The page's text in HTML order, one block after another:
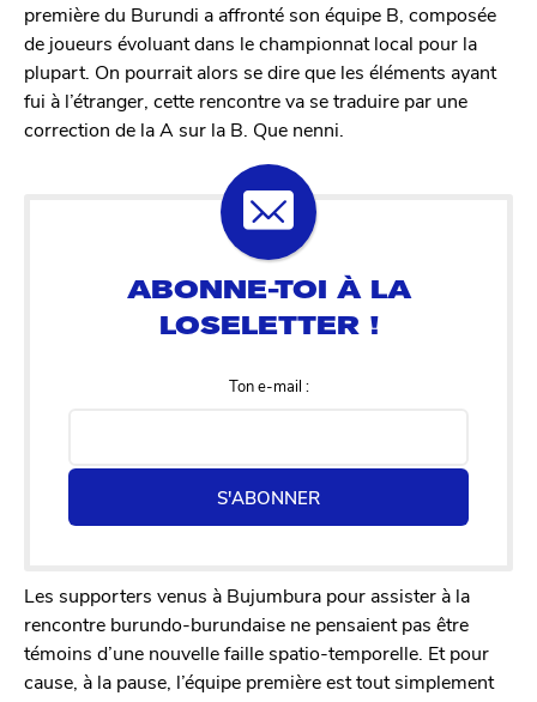
première du Burundi a affronté son équipe B, composée
de joueurs évoluant dans le championnat local pour la
plupart. On pourrait alors se dire que les éléments ayant
fui à l’étranger, cette rencontre va se traduire par une
correction de la A sur la B. Que nenni.
Ton e-mail :
S'ABONNER
Les supporters venus à Bujumbura pour assister à la
rencontre burundo-burundaise ne pensaient pas être
témoins d’une nouvelle faille spatio-temporelle. Et pour
cause, à la pause, l’équipe première est tout simplement